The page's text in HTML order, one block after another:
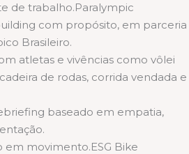
de trabalho.Paralympic
com propósito, em parceria
Brasileiro.
atletas e vivências como vôlei
de rodas, corrida vendada e
baseado em empatia,
em movimento.ESG Bike